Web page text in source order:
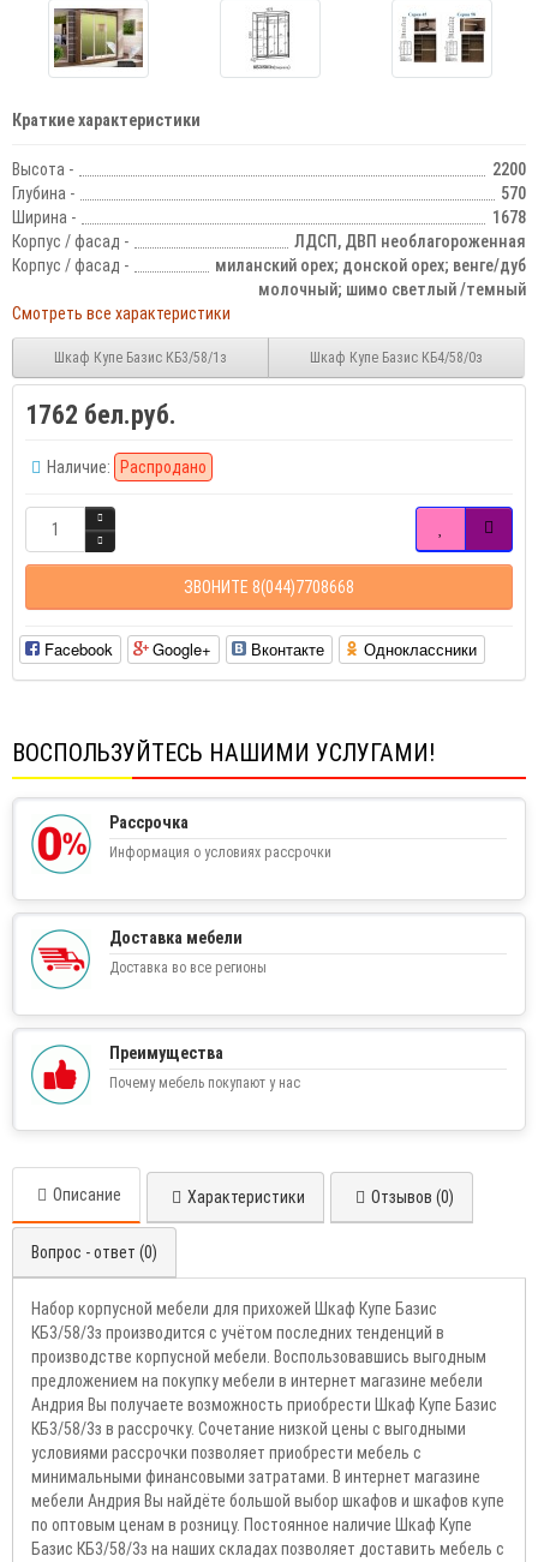
Краткие характеристики
Высота -
2200
Глубина -
570
Ширина -
1678
Корпус / фасад -
ЛДСП, ДВП необлагороженная
Корпус / фасад -
миланский орех; донской орех; венге/дуб
молочный; шимо светлый /темный
Смотреть все характеристики
Шкаф Купе Базис КБ3/58/1з Шкаф Купе Базис КБ4/58/0з
1762 бел.руб.
Наличие: Распродано
ЗВОНИТЕ 8(044)7708668
Facebook Google+ Вконтакте Одноклассники
ВОСПОЛЬЗУЙТЕСЬ НАШИМИ УСЛУГАМИ!
Рассрочка
Информация о условиях рассрочки
Доставка мебели
Доставка во все регионы
Преимущества
Почему мебель покупают у нас
Описание Характеристики Отзывов (0)
Вопрос - ответ (0)
Набор корпусной мебели для прихожей Шкаф Купе Базис
КБ3/58/3з производится с учётом последних тенденций в
производстве корпусной мебели. Воспользовавшись выгодным
предложением на покупку мебели в интернет магазине мебели
Андрия Вы получаете возможность приобрести Шкаф Купе Базис
КБ3/58/3з в рассрочку. Сочетание низкой цены с выгодными
условиями рассрочки позволяет приобрести мебель с
минимальными финансовыми затратами. В интернет магазине
мебели Андрия Вы найдёте большой выбор шкафов и шкафов купе
по оптовым ценам в розницу. Постоянное наличие Шкаф Купе
Базис КБ3/58/3з на наших складах позволяет доставить мебель с